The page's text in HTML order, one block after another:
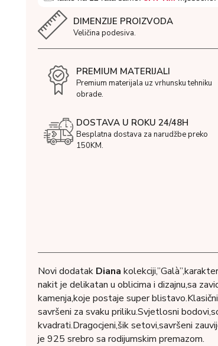
DIMENZIJE PROIZVODA
Veličina podesiva.
PREMIUM MATERIJALI
Premium materijala uz vrhunsku tehniku
obrade.
DOSTAVA U ROKU 24/48H
Besplatna dostava za narudžbe preko
150KM.
Novi dodatak Diana
nakit je delikatan u oblicima i dizajnu,sa
kamenja,koje postaje super
savršeni za svaku priliku.Svjetlosni
kvadrati.Dragocjeni,šik setovi,savršeni
je 925 srebro sa rodijumskim premazom.